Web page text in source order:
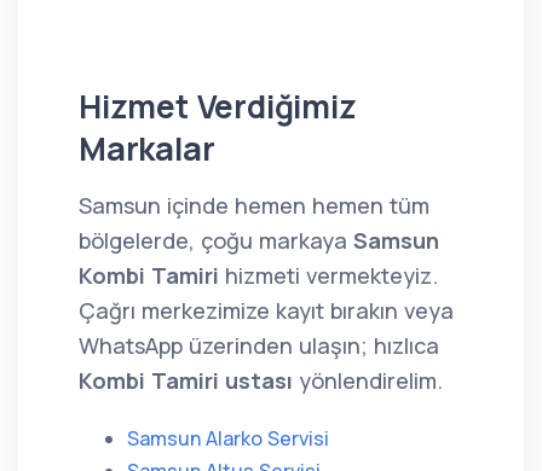
Hizmet Verdiğimiz
Markalar
Samsun içinde hemen hemen tüm
bölgelerde, çoğu markaya Samsun
Kombi Tamiri hizmeti vermekteyiz.
Çağrı merkezimize kayıt bırakın veya
WhatsApp üzerinden ulaşın; hızlıca
Kombi Tamiri ustası yönlendirelim.
Samsun Alarko Servisi